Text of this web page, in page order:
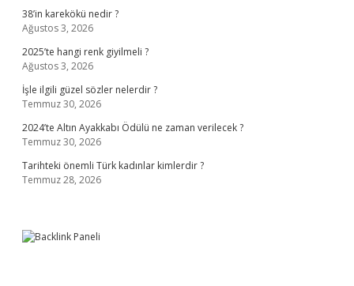
38’in karekökü nedir ?
Ağustos 3, 2026
2025’te hangi renk giyilmeli ?
Ağustos 3, 2026
İşle ilgili güzel sözler nelerdir ?
Temmuz 30, 2026
2024’te Altın Ayakkabı Ödülü ne zaman verilecek ?
Temmuz 30, 2026
Tarihteki önemli Türk kadınlar kimlerdir ?
Temmuz 28, 2026